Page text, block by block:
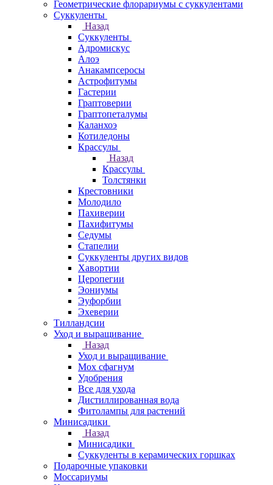
Геометрические флорариумы с суккулентами
Суккуленты
Назад
Суккуленты
Адромискус
Алоэ
Анакампсеросы
Астрофитумы
Гастерии
Граптоверии
Граптопеталумы
Каланхоэ
Котиледоны
Крассулы
Назад
Крассулы
Толстянки
Крестовники
Молодило
Пахиверии
Пахифитумы
Седумы
Стапелии
Суккуленты других видов
Хавортии
Церопегии
Эониумы
Эуфорбии
Эхеверии
Тилландсии
Уход и выращивание
Назад
Уход и выращивание
Мох сфагнум
Удобрения
Все для ухода
Дистиллированная вода
Фитолампы для растений
Минисадики
Назад
Минисадики
Суккуленты в керамических горшках
Подарочные упаковки
Моссариумы